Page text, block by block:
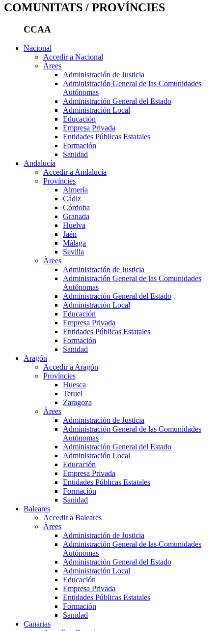
COMUNITATS / PROVÍNCIES
CCAA
Nacional
Accedir a Nacional
Àrees
Administración de Justicia
Administración General de las Comunidades
Autónomas
Administración General del Estado
Administración Local
Educación
Empresa Privada
Entidades Públicas Estatales
Formación
Sanidad
Andalucía
Accedir a Andalucía
Províncies
Almería
Cádiz
Córdoba
Granada
Huelva
Jaén
Málaga
Sevilla
Àrees
Administración de Justicia
Administración General de las Comunidades
Autónomas
Administración General del Estado
Administración Local
Educación
Empresa Privada
Entidades Públicas Estatales
Formación
Sanidad
Aragón
Accedir a Aragón
Províncies
Huesca
Teruel
Zaragoza
Àrees
Administración de Justicia
Administración General de las Comunidades
Autónomas
Administración General del Estado
Administración Local
Educación
Empresa Privada
Entidades Públicas Estatales
Formación
Sanidad
Baleares
Accedir a Baleares
Àrees
Administración de Justicia
Administración General de las Comunidades
Autónomas
Administración General del Estado
Administración Local
Educación
Empresa Privada
Entidades Públicas Estatales
Formación
Sanidad
Canarias